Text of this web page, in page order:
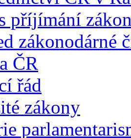
příjímání
zákonodárné
ČR
řád
zákony